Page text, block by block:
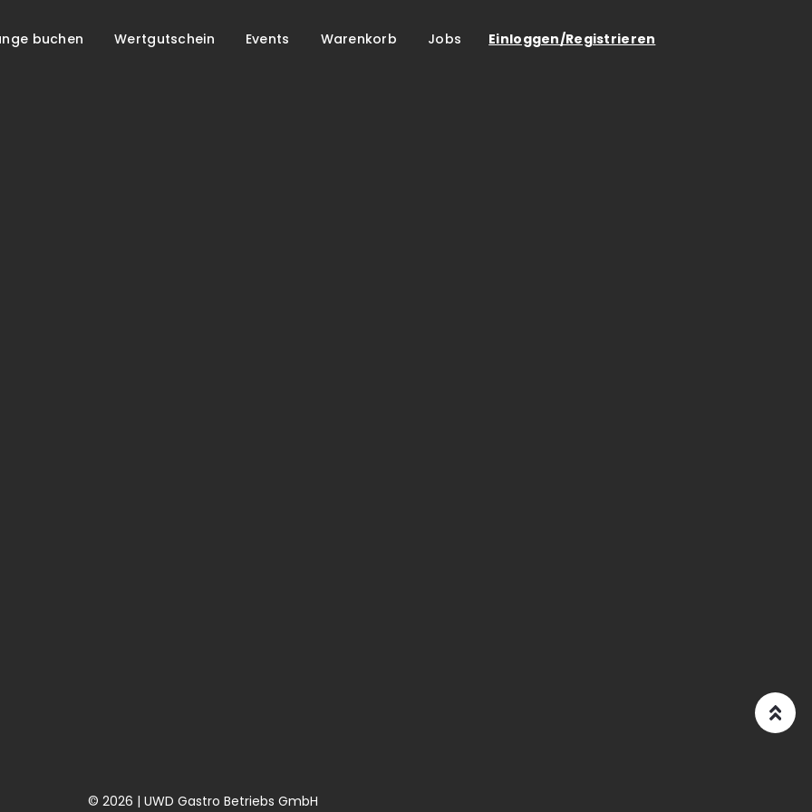
Einloggen/Registrieren
buchen Wertgutschein Events Warenkorb Jobs
© 2026 | UWD Gastro Betriebs GmbH